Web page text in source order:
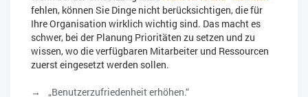
fehlen, können Sie Dinge nicht berücksichtigen, die für
Ihre Organisation wirklich wichtig sind. Das macht es
schwer, bei der Planung Prioritäten zu setzen und zu
wissen, wo die verfügbaren Mitarbeiter und Ressourcen
zuerst eingesetzt werden sollen.
„Benutzerzufriedenheit erhöhen.“